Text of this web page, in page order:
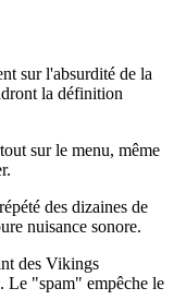
sur l'absurdité de la
la définition
sur le menu, même
des dizaines de
nuisance sonore.
des Vikings
Le "spam" empêche le